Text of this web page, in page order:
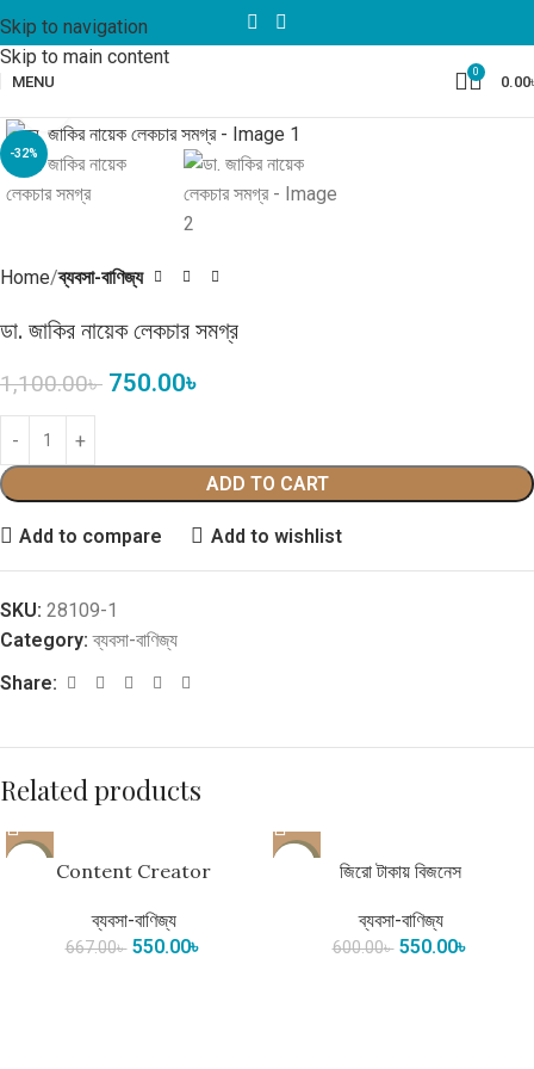
Skip to navigation
Skip to main content
MENU
0
0.00
-32%
Home ব্যবসা-বাণিজ্য
ডা. জাকির নায়েক লেকচার সমগ্র
1,100.00৳ 750.00৳
ADD TO CART
Add to compare Add to wishlist
SKU: 28109-1
Category: ব্যবসা-বাণিজ্য
Share:
Related products
Content Creator
ব্যবসা-বাণিজ্য
667.00৳ 550.00৳
জিরো টাকায় বিজনেস
ব্যবসা-বাণিজ্য
600.00৳ 550.00৳